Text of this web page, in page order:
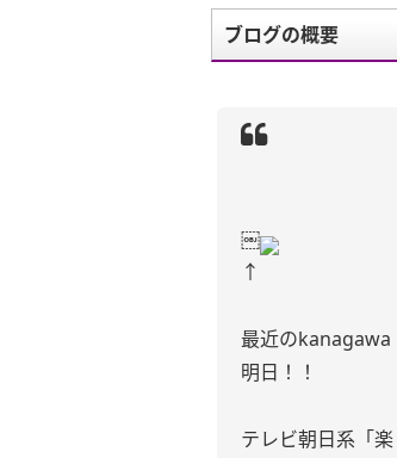
ブログの概要
￼
↑
最近のkanagawa
明日！！
テレビ朝日系「